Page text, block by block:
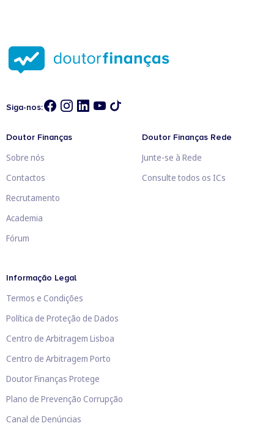
Siga-nos:
Doutor Finanças
Sobre nós
Contactos
Recrutamento
Academia
Fórum
Doutor Finanças Rede
Junte-se à Rede
Consulte todos os ICs
Informação Legal
Termos e Condições
Política de Proteção de Dados
Centro de Arbitragem Lisboa
Centro de Arbitragem Porto
Doutor Finanças Protege
Plano de Prevenção Corrupção
Canal de Denúncias